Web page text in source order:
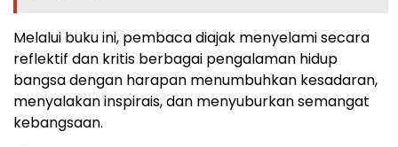
Melalui buku ini, pembaca diajak menyelami secara
reflektif dan kritis berbagai pengalaman hidup
bangsa dengan harapan menumbuhkan kesadaran,
menyalakan inspirais, dan menyuburkan semangat
kebangsaan.